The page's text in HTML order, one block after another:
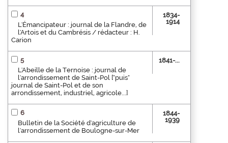
4
L'Émancipateur : journal de la Flandre, de
l'Artois et du Cambrésis / rédacteur : H.
Carion
1834-
1914
5
L'Abeille de la Ternoise : journal de
l'arrondissement de Saint-Pol ["puis"
journal de Saint-Pol et de son
arrondissement, industriel, agricole...]
1841-...
6
Bulletin de la Société d'agriculture de
l'arrondissement de Boulogne-sur-Mer
1844-
1939